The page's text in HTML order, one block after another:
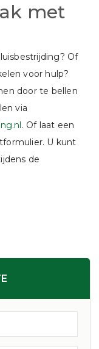
met
Of
voor hulp?
door te bellen
via
. Of laat een
U kunt
de